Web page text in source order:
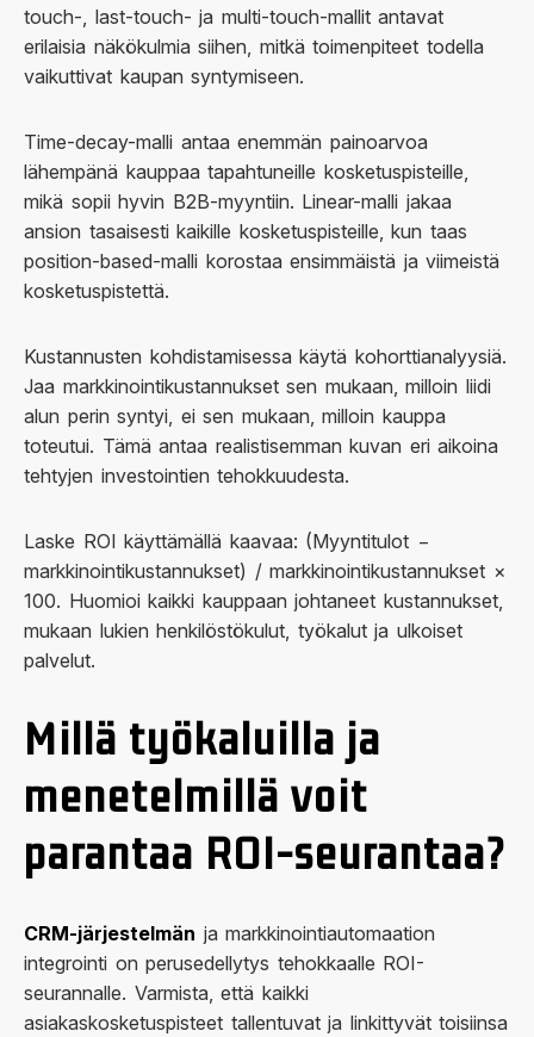
touch-, last-touch- ja multi-touch-mallit antavat
erilaisia näkökulmia siihen, mitkä toimenpiteet todella
vaikuttivat kaupan syntymiseen.
Time-decay-malli antaa enemmän painoarvoa
lähempänä kauppaa tapahtuneille kosketuspisteille,
mikä sopii hyvin B2B-myyntiin. Linear-malli jakaa
ansion tasaisesti kaikille kosketuspisteille, kun taas
position-based-malli korostaa ensimmäistä ja viimeistä
kosketuspistettä.
Kustannusten kohdistamisessa käytä kohorttianalyysiä.
Jaa markkinointikustannukset sen mukaan, milloin liidi
alun perin syntyi, ei sen mukaan, milloin kauppa
toteutui. Tämä antaa realistisemman kuvan eri aikoina
tehtyjen investointien tehokkuudesta.
Laske ROI käyttämällä kaavaa: (Myyntitulot −
markkinointikustannukset) / markkinointikustannukset ×
100. Huomioi kaikki kauppaan johtaneet kustannukset,
mukaan lukien henkilöstökulut, työkalut ja ulkoiset
palvelut.
Millä työkaluilla ja
menetelmillä voit
parantaa ROI-seurantaa?
CRM-järjestelmän ja markkinointiautomaation
integrointi on perusedellytys tehokkaalle ROI-
seurannalle. Varmista, että kaikki
asiakaskosketuspisteet tallentuvat ja linkittyvät toisiinsa